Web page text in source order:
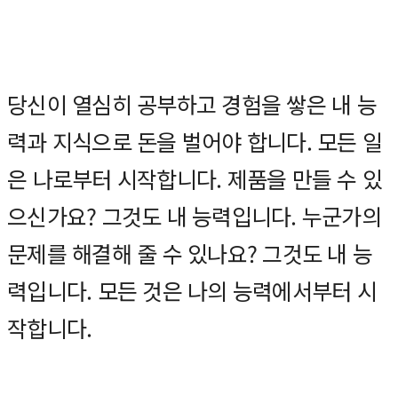
당신이 열심히 공부하고 경험을 쌓은 내 능
력과 지식으로 돈을 벌어야 합니다. 모든 일
은 나로부터 시작합니다. 제품을 만들 수 있
으신가요? 그것도 내 능력입니다. 누군가의
문제를 해결해 줄 수 있나요? 그것도 내 능
력입니다. 모든 것은 나의 능력에서부터 시
작합니다.